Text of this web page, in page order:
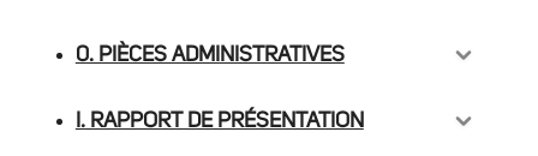
0. PIÈCES ADMINISTRATIVES
I. RAPPORT DE PRÉSENTATION